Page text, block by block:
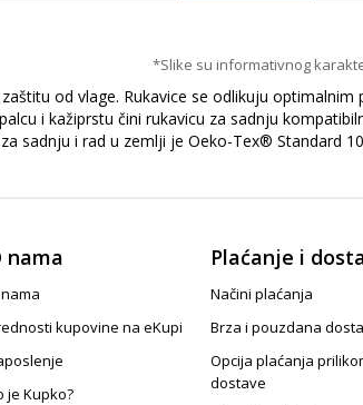
*Slike su informativnog
od vlage. Rukavice se odlikuju
i kažiprstu čini rukavicu za sadnju
sadnju i rad u zemlji je Oeko-Tex® Standard
nama
kupovine na eKupi
je Kupko?
Plaćanje i
Načini plaćanja
Brza i pouzdana
Opcija plaćanja
dostave